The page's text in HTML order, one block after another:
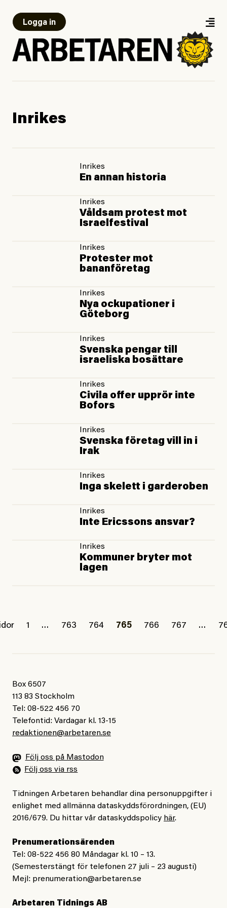
Logga in
Inrikes
Inrikes
En annan historia
Inrikes
Våldsam protest mot
Israelfestival
Inrikes
Protester mot
bananföretag
Inrikes
Nya ockupationer i
Göteborg
Inrikes
Svenska pengar till
israeliska bosättare
Inrikes
Civila offer upprör inte
Bofors
Inrikes
Svenska företag vill in i
Irak
Inrikes
Inga skelett i garderoben
Inrikes
Inte Ericssons ansvar?
Inrikes
Kommuner bryter mot
lagen
1 … 763 764 765 766 767 …
Box 6507
113 83 Stockholm
Tel: 08-522 456 70
Telefontid: Vardagar kl. 13-15
redaktionen@arbetaren.se
Följ oss på Mastodon
Följ oss via rss
Tidningen Arbetaren behandlar dina personuppgifter i
enlighet med allmänna dataskyddsförordningen, (EU)
2016/679. Du hittar vår dataskyddspolicy här.
Prenumerationsärenden
Tel: 08-522 456 80 Måndagar kl. 10 – 13.
(Semesterstängt för telefonen 27 juli – 23 augusti)
Mejl: prenumeration@arbetaren.se
Arbetaren Tidnings AB